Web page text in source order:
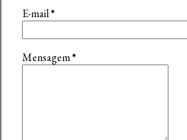
E-mail*
Mensagem*